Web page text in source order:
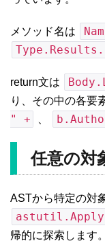
メソッド名は
return文は
り、その中の各要
" +
任意の対
ASTから特定の対
astutil.Apply
帰的に探索します。